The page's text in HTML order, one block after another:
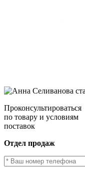
Проконсультироваться
по товару и условиям
поставок
Отдел продаж